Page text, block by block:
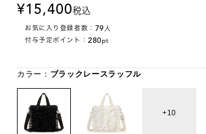
15,400税込
お気に入り登録者数： 79 人
付与予定ポイント：280pt
カラー： ブラックレースラッフル
10